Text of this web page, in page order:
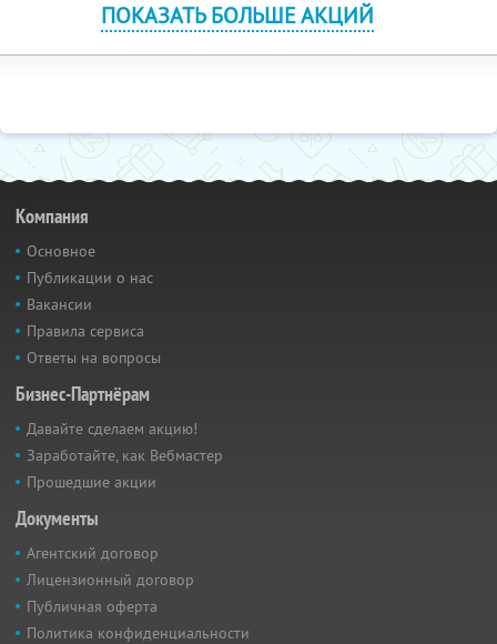
ПОКАЗАТЬ БОЛЬШЕ АКЦИЙ
Компания
Основное
Публикации о нас
Вакансии
Правила сервиса
Ответы на вопросы
Бизнес-Партнёрам
Давайте сделаем акцию!
Заработайте, как Вебмастер
Прошедшие акции
Документы
Агентский договор
Лицензионный договор
Публичная оферта
Политика конфиденциальности